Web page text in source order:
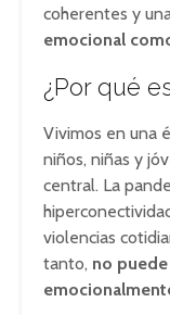
coherentes y
emocional
¿Por qué
Vivimos en una
niños, niñas y
central. La
violencias
tanto, no